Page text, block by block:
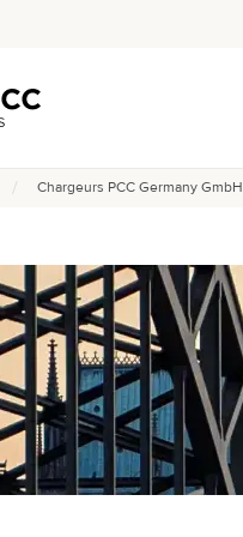
/ Chargeurs PCC Germany GmbH